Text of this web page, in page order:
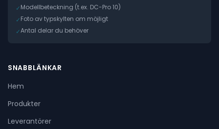
✓Modellbeteckning (t.ex. DC-Pro 10)
✓Foto av typskylten om möjligt
✓Antal delar du behöver
SNABBLÄNKAR
Hem
Produkter
Leverantörer